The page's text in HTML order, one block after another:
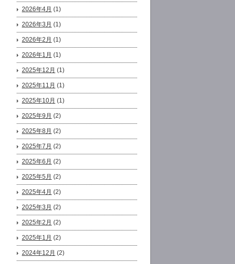
2026年4月 (1)
2026年3月 (1)
2026年2月 (1)
2026年1月 (1)
2025年12月 (1)
2025年11月 (1)
2025年10月 (1)
2025年9月 (2)
2025年8月 (2)
2025年7月 (2)
2025年6月 (2)
2025年5月 (2)
2025年4月 (2)
2025年3月 (2)
2025年2月 (2)
2025年1月 (2)
2024年12月 (2)